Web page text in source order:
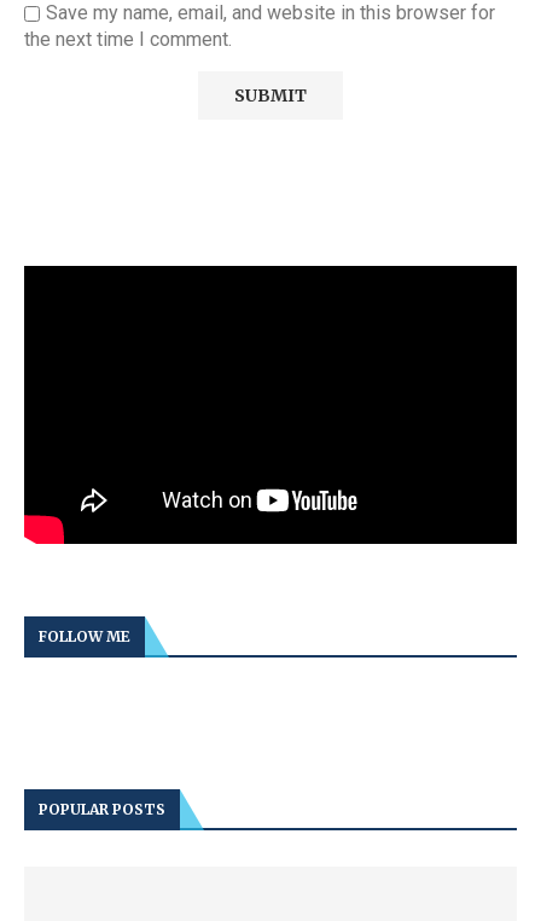
Save my name, email, and website in this browser for
the next time I comment.
FOLLOW ME
POPULAR POSTS